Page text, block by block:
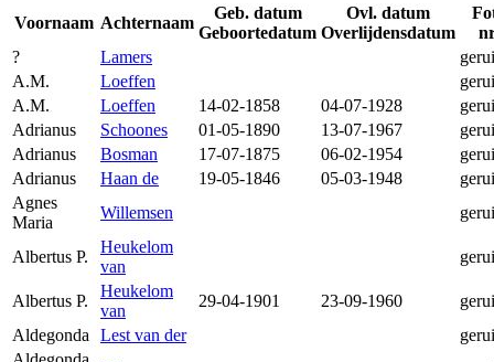
Voornaam Achternaam
Geb. datum
Geboortedatum
Ovl. datum
Overlijdensdatum
?
Lamers
A.M.
Loeffen
A.M.
Loeffen 14-02-1858 04-07-1928
Adrianus
Schoones 01-05-1890 13-07-1967
Adrianus
Bosman 17-07-1875 06-02-1954
Adrianus
Haan de 19-05-1846 05-03-1948
Agnes
Maria
Willemsen
Albertus P.
Heukelom
van
Albertus P.
Heukelom
van
29-04-1901 23-09-1960
Aldegonda
Lest van der